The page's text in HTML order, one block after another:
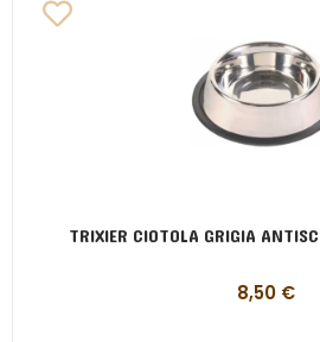
TRIXIER CIOTOLA GRIGIA
8,50 €